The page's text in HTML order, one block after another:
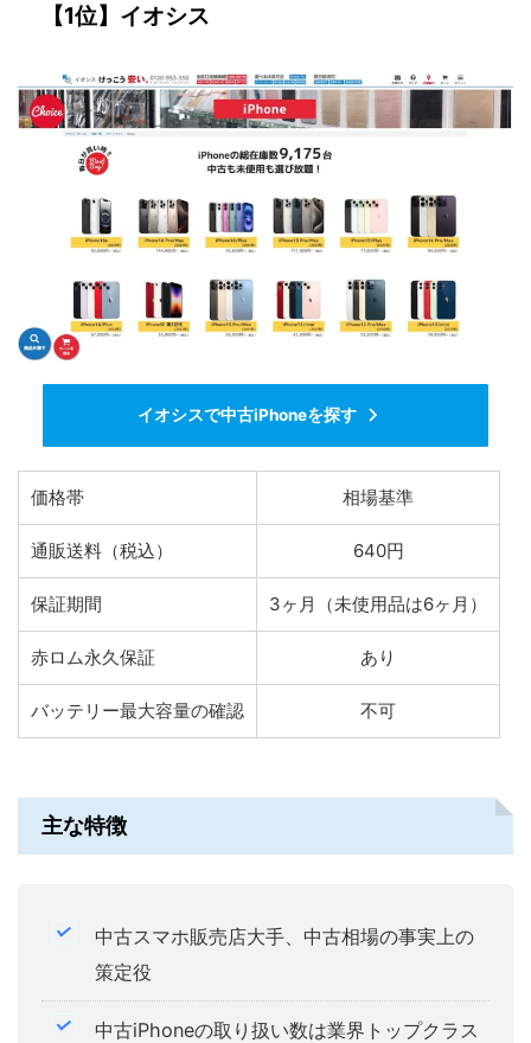
【1位】イオシス
イオシスで中古iPhoneを探す
価格帯 相場基準
通販送料（税込） 640円
保証期間 3ヶ月（未使用品は6ヶ月）
赤ロム永久保証 あり
バッテリー最大容量の確認 不可
主な特徴
中古スマホ販売店大手、中古相場の事実上の
策定役
中古iPhoneの取り扱い数は業界トップクラス